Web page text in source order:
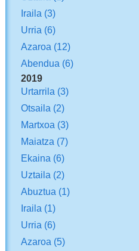
Iraila (3)
Urria (6)
Azaroa (12)
Abendua (6)
2019
Urtarrila (3)
Otsaila (2)
Martxoa (3)
Maiatza (7)
Ekaina (6)
Uztaila (2)
Abuztua (1)
Iraila (1)
Urria (6)
Azaroa (5)